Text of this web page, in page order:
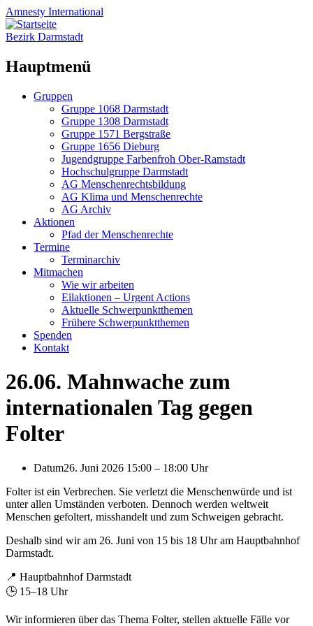
Amnesty International
Bezirk Darmstadt
Hauptmenü
Zum
Gruppen
Gruppe 1068 Darmstadt
Gruppe 1308 Darmstadt
Gruppe 1571 Bergstraße
Gruppe 1656 Dieburg
Jugendgruppe Farbenfroh Ober-Ramstadt
Hochschulgruppe Darmstadt
AG Menschenrechtsbildung
AG Klima und Menschenrechte
AG Archiv
Aktionen
Pfad der Menschenrechte
Termine
Terminarchiv
Mitmachen
Wie wir arbeiten
Eilaktionen – Urgent Actions
Aktuelle Schwerpunktthemen
Frühere Schwerpunktthemen
Spenden
Kontakt
26.06. Mahnwache zum
internationalen Tag gegen
Folter
Datum26. Juni 2026 15:00 – 18:00 Uhr
Folter ist ein Verbrechen. Sie verletzt die Menschenwürde und ist
unter allen Umständen verboten. Dennoch werden weltweit
Menschen gefoltert, misshandelt und zum Schweigen gebracht.
Deshalb sind wir am 26. Juni von 15 bis 18 Uhr am Hauptbahnhof
Darmstadt.
📍 Hauptbahnhof Darmstadt
🕒 15–18 Uhr
Wir informieren über das Thema Folter, stellen aktuelle Fälle vor